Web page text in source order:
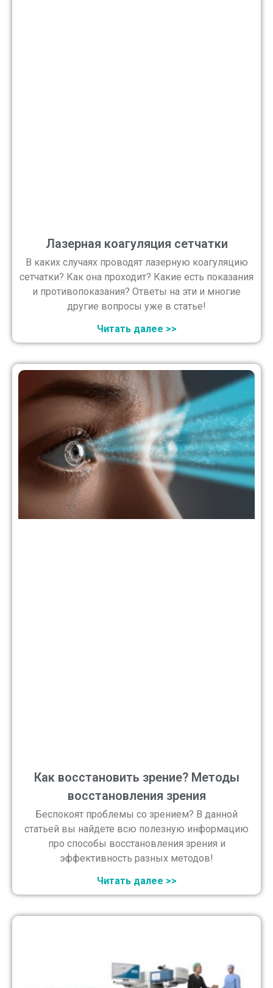
Лазерная коагуляция сетчатки
В каких случаях проводят лазерную коагуляцию
сетчатки? Как она проходит? Какие есть показания
и противопоказания? Ответы на эти и многие
другие вопросы уже в статье!
Читать далее >>
Как восстановить зрение? Методы
восстановления зрения
Беспокоят проблемы со зрением? В данной
статьей вы найдете всю полезную информацию
про способы восстановления зрения и
эффективность разных методов!
Читать далее >>